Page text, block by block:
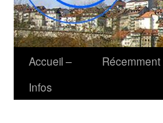
Accueil –
Infos
Récemment